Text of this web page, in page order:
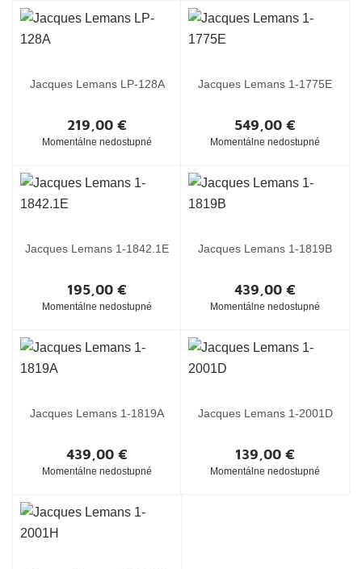
Jacques Lemans LP-128A
219,00 €
Momentálne nedostupné
Jacques Lemans 1-1775E
549,00 €
Momentálne nedostupné
Jacques Lemans 1-1842.1E
195,00 €
Momentálne nedostupné
Jacques Lemans 1-1819B
439,00 €
Momentálne nedostupné
Jacques Lemans 1-1819A
439,00 €
Momentálne nedostupné
Jacques Lemans 1-2001D
139,00 €
Momentálne nedostupné